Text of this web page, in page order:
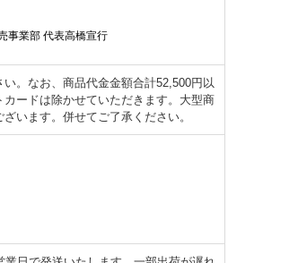
事業部 代表高橋宣行
。なお、商品代金金額合計52,500円以
ードは除かせていただきます。大型商
います。併せてご了承ください。